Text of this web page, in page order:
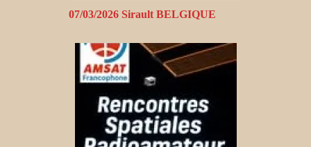
07/03/2026 Sirault BELGIQUE